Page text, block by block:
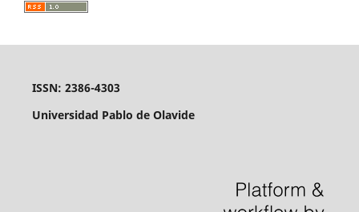
ISSN: 2386-4303
Universidad Pablo de Olavide